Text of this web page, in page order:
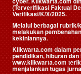
(Terverifikasi Faktual
Verifikasi/K/X/2025.
Melalui berbagai
melakukan
kekiniannya.
Klikwarta.com dalam
pendidikan, hiburan
www.klikwarta.com
menjalankan tugas